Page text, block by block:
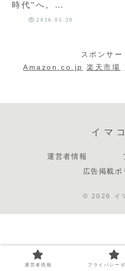
時代”へ。
2026.05.20
スポンサー
Amazon.co.jp
楽天市場
イマ
運営者情報
広告掲載ポ
© 2026 イ
運営者情報 プライバシー